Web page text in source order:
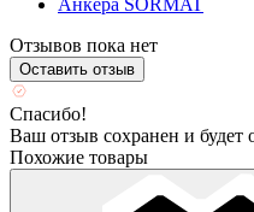
Анкера SORMAT
Отзывов пока нет
Оставить отзыв
Спасибо!
Ваш отзыв сохранен и будет
Похожие товары